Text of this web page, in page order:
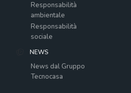
Responsabilità
ambientale
Responsabilità
sociale
NEWS
News dal Gruppo
Tecnocasa